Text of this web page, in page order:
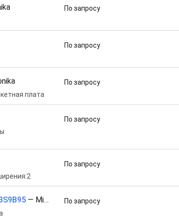
По запросу
По запросу
плата
По запросу
По запросу
По запросу
— Mikro Elektronika По запросу